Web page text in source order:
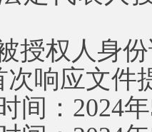
授权人身
次响应文件
间： 2024年